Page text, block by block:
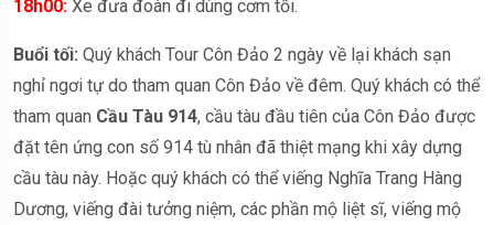
18h00: Xe đưa đoàn đi dùng cơm tối.
Buổi tối: Quý khách Tour Côn Đảo 2 ngày về lại khách sạn
nghỉ ngơi tự do tham quan Côn Đảo về đêm. Quý khách có thể
tham quan Cầu Tàu 914, cầu tàu đầu tiên của Côn Đảo được
đặt tên ứng con số 914 tù nhân đã thiệt mạng khi xây dựng
cầu tàu này. Hoặc quý khách có thể viếng Nghĩa Trang Hàng
Dương, viếng đài tưởng niệm, các phần mộ liệt sĩ, viếng mộ